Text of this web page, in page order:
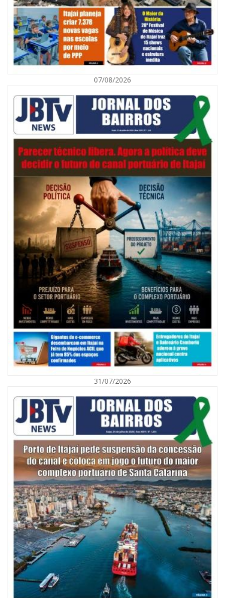
Navegantes celebra 64 anos com shows nacionais de Ferrugem, Banda
Morada e Chiquito & Bordoneio
ITAJAÍ
07/08/2026 | 07:00
Nem toda violência deixa marcas: conheça os sinais de alerta da
BALNEÁRIO CAMBORIÚ
07/08/2026
31/07/2026